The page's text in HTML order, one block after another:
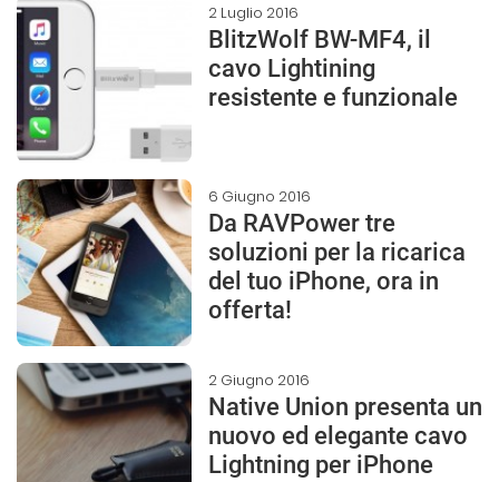
2 Luglio 2016
BlitzWolf BW-MF4, il
cavo Lightining
resistente e funzionale
6 Giugno 2016
Da RAVPower tre
soluzioni per la ricarica
del tuo iPhone, ora in
offerta!
2 Giugno 2016
Native Union presenta un
nuovo ed elegante cavo
Lightning per iPhone